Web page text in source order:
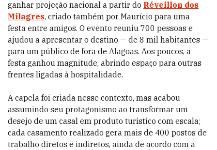
ganhar projeção nacional a partir do Réveillon dos
Milagres, criado também por Maurício para uma
festa entre amigos. O evento reuniu 700 pessoas e
ajudou a apresentar o destino — de 8 mil habitantes —
para um público de fora de Alagoas. Aos poucos, a
festa ganhou magnitude, abrindo espaço para outras
frentes ligadas à hospitalidade.
A capela foi criada nesse contexto, mas acabou
assumindo seu protagonismo ao transformar um
desejo de um casal em produto turístico com escala;
cada casamento realizado gera mais de 400 postos de
trabalho diretos e indiretos, ainda de acordo com a